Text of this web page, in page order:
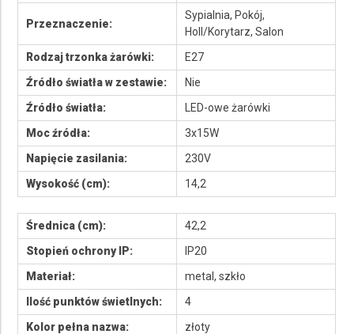
Przeznaczenie:
Sypialnia, Pokój,
Holl/Korytarz, Salon
Rodzaj trzonka żarówki:
E27
Źródło światła w zestawie:
Nie
Źródło światła:
LED-owe żarówki
Moc źródła:
3x15W
Napięcie zasilania:
230V
Wysokość (cm):
14,2
Średnica (cm):
42,2
Stopień ochrony IP:
IP20
Materiał:
metal, szkło
Ilość punktów świetlnych:
4
Kolor pełna nazwa:
złoty